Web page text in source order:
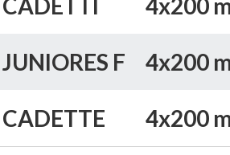
CADETTI 4x200
JUNIORES F 4x200
CADETTE 4x200